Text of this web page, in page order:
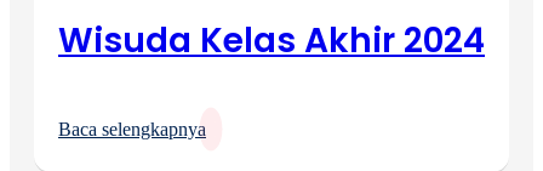
Wisuda Kelas Akhir 2024
Baca selengkapnya